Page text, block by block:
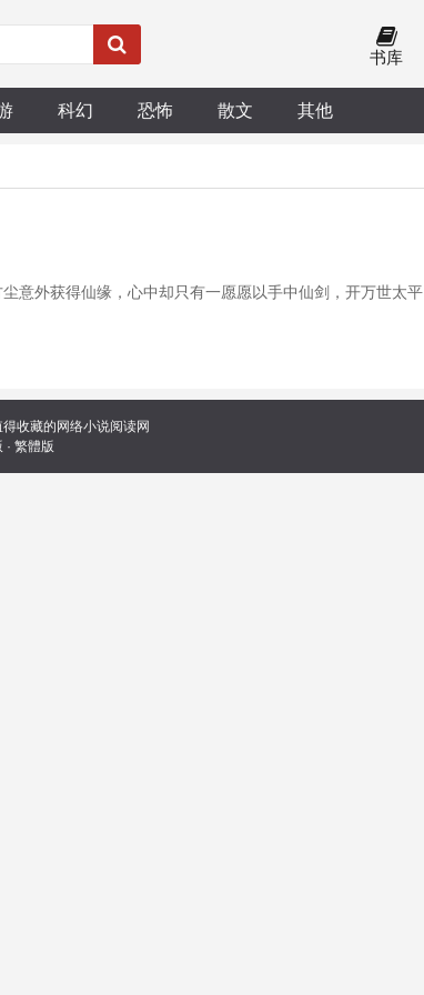
书库
科幻 恐怖 散文 其他
意外获得仙缘，心中却只有一愿愿以手中仙剑，开万世太平
收藏的网络小说阅读网
· 繁體版